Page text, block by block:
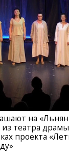
на
из театра
проекта